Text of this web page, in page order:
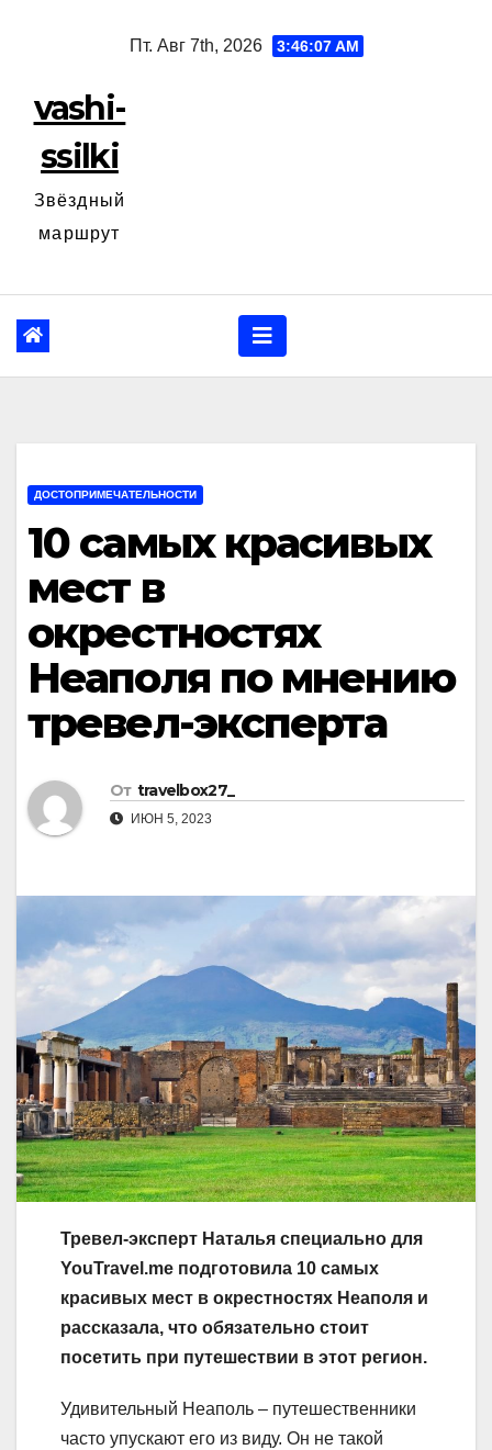
Пт. Авг 7th, 2026 3:46:09 AM
vashi-
ssilki
Звёздный
маршрут
ДОСТОПРИМЕЧАТЕЛЬНОСТИ
10 самых красивых
мест в
окрестностях
Неаполя по мнению
тревел-эксперта
От travelbox27_
ИЮН 5, 2023
Тревел-эксперт Наталья специально для
YouTravel.me подготовила 10 самых
красивых мест в окрестностях Неаполя и
рассказала, что обязательно стоит
посетить при путешествии в этот регион.
Удивительный Неаполь – путешественники
часто упускают его из виду. Он не такой